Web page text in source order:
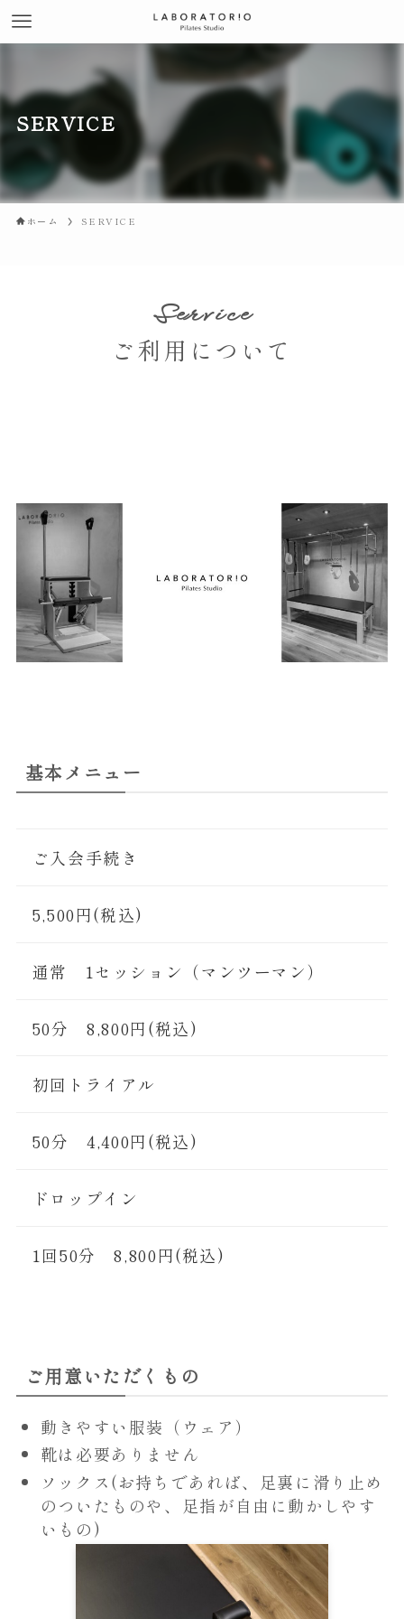
SERVICE
ホーム SERVICE
Service
ご利用について
基本メニュー
ご入会手続き
5,500円(税込)
通常 1セッション（マンツーマン）
50分 8,800円(税込)
初回トライアル
50分 4,400円(税込)
ドロップイン
1回50分 8,800円(税込)
ご用意いただくもの
動きやすい服装（ウェア）
靴は必要ありません
ソックス(お持ちであれば、足裏に滑り止め
のついたものや、足指が自由に動かしやす
いもの)